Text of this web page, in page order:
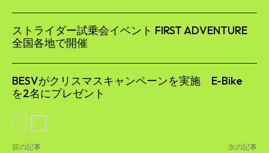
ストライダー試乗会イベント FIRST ADVENTURE
全国各地で開催
BESVがクリスマスキャンペーンを実施 E-Bike
を2名にプレゼント
前の記事 次の記事